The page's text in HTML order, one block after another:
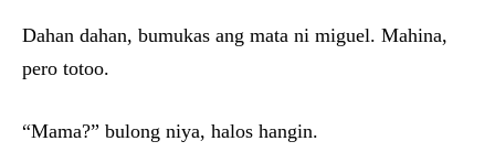
Dahan dahan, bumukas ang mata ni miguel. Mahina,
pero totoo.
“Mama?” bulong niya, halos hangin.